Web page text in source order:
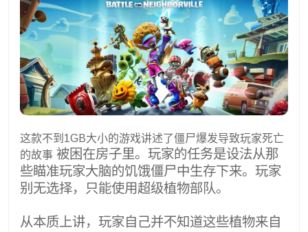
这款不到1GB大小的游戏讲述了僵尸爆发导致玩家死亡
的故事 被困在房子里。玩家的任务是设法从那
些瞄准玩家大脑的饥饿僵尸中生存下来。玩家
别无选择，只能使用超级植物部队。
从本质上讲，玩家自己并不知道这些植物来自